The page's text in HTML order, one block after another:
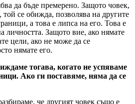
да бъде премерено. Защото човек,
се обижда, позволява на другите
а това е липса на его. Това е
личността. Защото вие, ако нямате
цели, ако не може да се
нямате его.
тогава, когато не успяваме
Ако ги поставяме, няма да се
че другият човек също е